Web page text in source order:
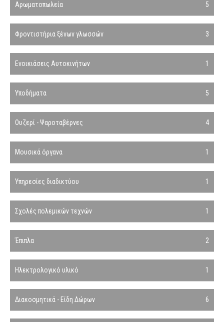
Αρωματοπωλεία 5
Φροντιστήρια ξένων γλωσσών 3
Ενοικιάσεις Αυτοκινήτων 1
Υποδήματα 5
Ουζερί - Ψαροταβέρνες 4
Μουσικά όργανα 1
Υπηρεσίες διαδικτύου 1
Σχολές πολεμικών τεχνών 1
Έπιπλα 2
Ηλεκτρολογικό υλικό 1
Διακοσμητικά - Είδη Δώρων 6